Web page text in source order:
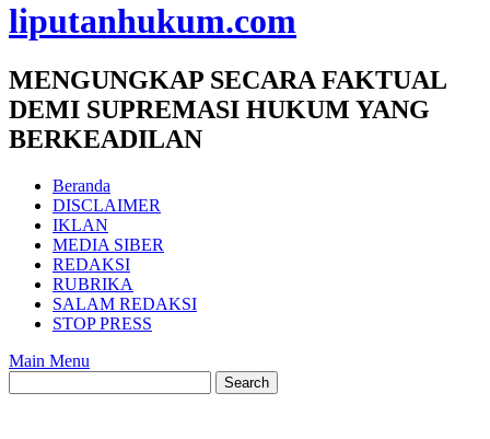
liputanhukum.com
MENGUNGKAP SECARA FAKTUAL
DEMI SUPREMASI HUKUM YANG
BERKEADILAN
Beranda
DISCLAIMER
IKLAN
MEDIA SIBER
REDAKSI
RUBRIKA
SALAM REDAKSI
STOP PRESS
Main Menu